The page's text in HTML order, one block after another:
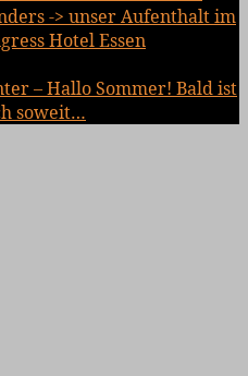
-> unser Aufenthalt im
Hotel Essen
– Hallo Sommer! Bald ist
soweit…